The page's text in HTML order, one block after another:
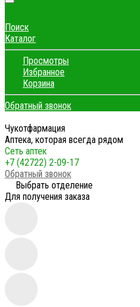
Поиск
Каталог
Просмотры
Избранное
Корзина
Обратный звонок
Чукотфармация
Аптека, которая всегда рядом
Сеть аптек
+7 (42722) 2-09-17
Обратный звонок
Выбрать отделение
Для получения заказа